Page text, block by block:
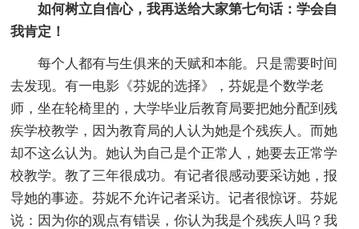
如何树立自信心，我再送给大家第七句话：学会自
我肯定！
每个人都有与生俱来的天赋和本能。只是需要时间
去发现。有一电影《芬妮的选择》，芬妮是个数学老
师，坐在轮椅里的，大学毕业后教育局要把她分配到残
疾学校教学，因为教育局的人认为她是个残疾人。而她
却不这么认为。她认为自己是个正常人，她要去正常学
校教学。教了三年很成功。有记者很感动要采访她，报
导她的事迹。芬妮不允许记者采访。记者很惊讶。芬妮
说：因为你的观点有错误，你认为我是个残疾人吗？我